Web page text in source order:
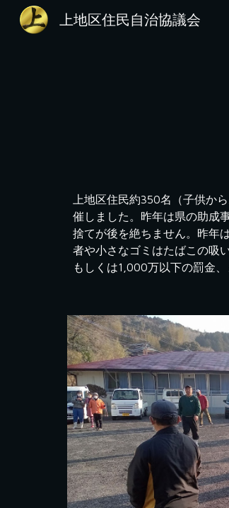
上地区住民自治協議会
上地区住民約350名（子供か
催しました。昨年は県の助成
捨てが後を絶ちません。昨年
者や小さなゴミはたばこの吸
もしくは1,000万以下の罰金